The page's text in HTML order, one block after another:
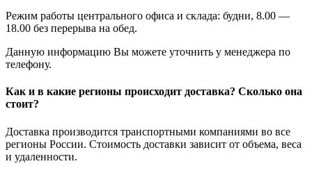
Режим работы центрального офиса и склада: будни, 8.00 —
18.00 без перерыва на обед.
Данную информацию Вы можете уточнить у менеджера по
телефону.
Как и в какие регионы происходит доставка? Сколько она
стоит?
Доставка производится транспортными компаниями во все
регионы России. Стоимость доставки зависит от объема, веса
и удаленности.